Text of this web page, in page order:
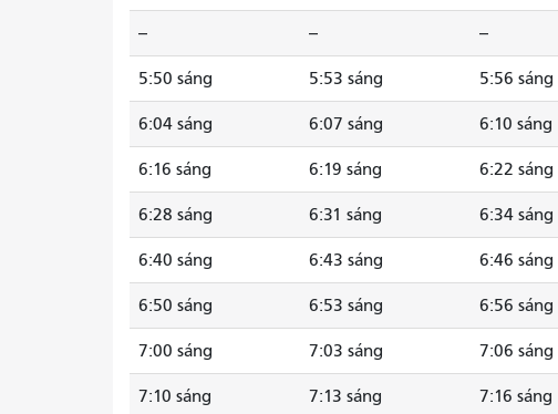
-- -- --
5:50 sáng 5:53 sáng 5:56 sáng
6:04 sáng 6:07 sáng 6:10 sáng
6:16 sáng 6:19 sáng 6:22 sáng
6:28 sáng 6:31 sáng 6:34 sáng
6:40 sáng 6:43 sáng 6:46 sáng
6:50 sáng 6:53 sáng 6:56 sáng
7:00 sáng 7:03 sáng 7:06 sáng
7:10 sáng 7:13 sáng 7:16 sáng